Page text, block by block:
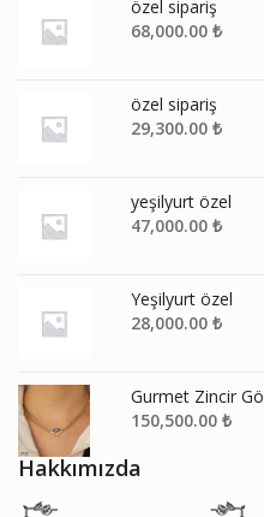
özel sipariş
68,000.00 ₺
özel sipariş
29,300.00 ₺
yeşilyurt özel
47,000.00 ₺
Yeşilyurt özel
28,000.00 ₺
Gurmet Zincir
150,500.00 ₺
Hakkımızda